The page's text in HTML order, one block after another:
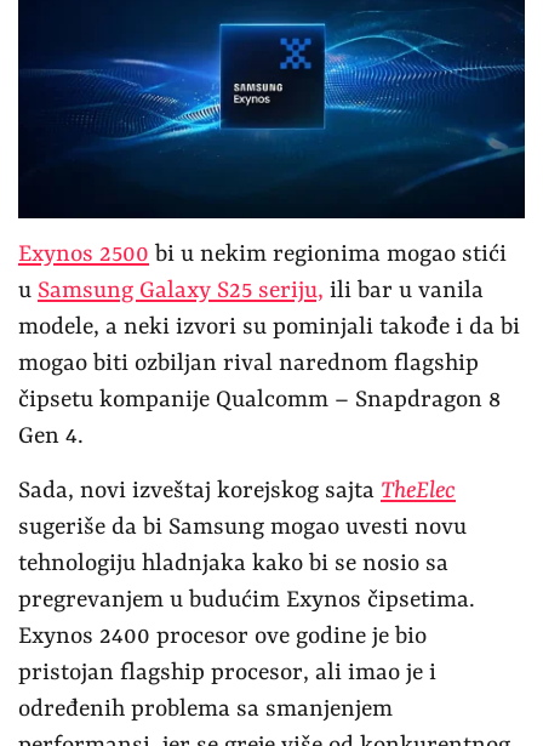
Exynos 2500 bi u nekim regionima mogao stići
u Samsung Galaxy S25 seriju, ili bar u vanila
modele, a neki izvori su pominjali takođe i da bi
mogao biti ozbiljan rival narednom flagship
čipsetu kompanije Qualcomm – Snapdragon 8
Gen 4.
Sada, novi izveštaj korejskog sajta TheElec
sugeriše da bi Samsung mogao uvesti novu
tehnologiju hladnjaka kako bi se nosio sa
pregrevanjem u budućim Exynos čipsetima.
Exynos 2400 procesor ove godine je bio
pristojan flagship procesor, ali imao je i
određenih problema sa smanjenjem